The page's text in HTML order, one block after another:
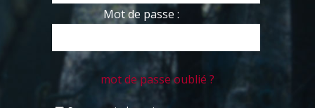
Mot de passe :
mot de passe oublié ?